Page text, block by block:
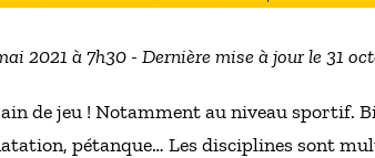
2021 à 7h30 - Dernière mise à jour le 31
de jeu ! Notamment au niveau sportif.
pétanque… Les disciplines sont